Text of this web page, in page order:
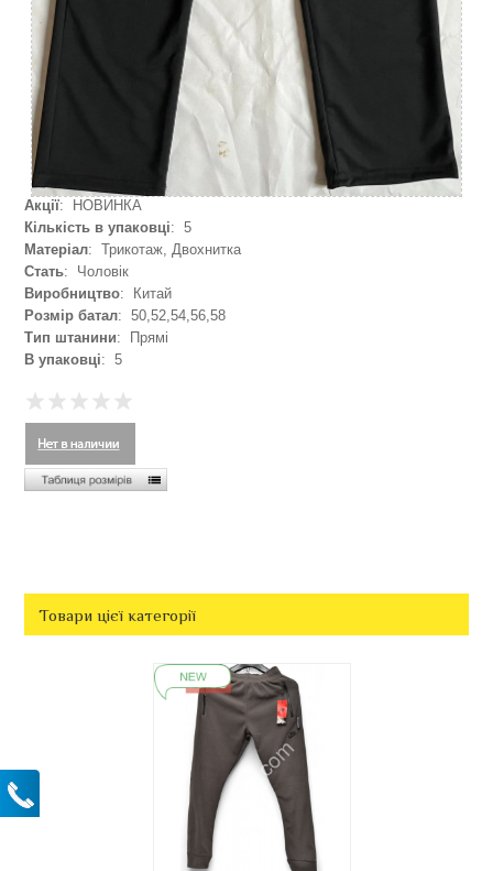
Акції: НОВИНКА
Кількість в упаковці: 5
Матеріал: Трикотаж, Двохнитка
Стать: Чоловік
Виробництво: Китай
Розмір батал: 50,52,54,56,58
Тип штанини: Прямі
В упаковці: 5
Товари цієї категорії